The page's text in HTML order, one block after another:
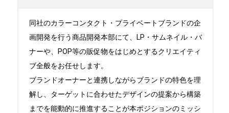
同社のカラーコンタクト・プライベートブランドの企
画開発を行う商品開発本部にて、LP・サムネイル・バ
ナーや、POP等の販促物をはじめとするクリエイティ
ブ全般をお任せします。
ブランドオーナーと連携しながらブランドの特色を理
解し、ターゲットに合わせたデザインの提案から構築
までを能動的に推進することが本ポジションのミッシ